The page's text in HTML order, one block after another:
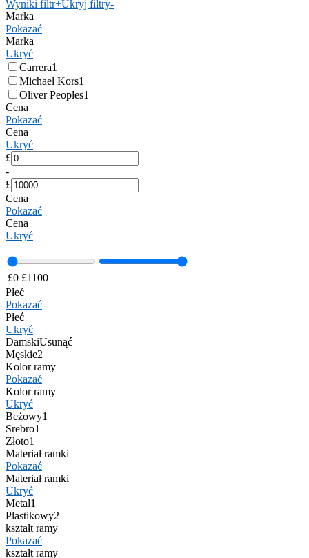
Wyniki filtr+Ukryj filtry-
Marka
Pokazać
Marka
Ukryć
Carrera1
Michael Kors1
Oliver Peoples1
Cena
Pokazać
Cena
Ukryć
£
-
£
Cena
Pokazać
Cena
Ukryć
£0 £1100
Płeć
Pokazać
Płeć
Ukryć
DamskiUsunąć
Męskie2
Kolor ramy
Pokazać
Kolor ramy
Ukryć
Beżowy1
Srebro1
Złoto1
Materiał ramki
Pokazać
Materiał ramki
Ukryć
Metal1
Plastikowy2
kształt ramy
Pokazać
kształt ramy